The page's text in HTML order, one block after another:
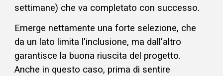
settimane) che va completato con successo.
Emerge nettamente una forte selezione, che
da un lato limita l'inclusione, ma dall'altro
garantisce la buona riuscita del progetto.
Anche in questo caso, prima di sentire